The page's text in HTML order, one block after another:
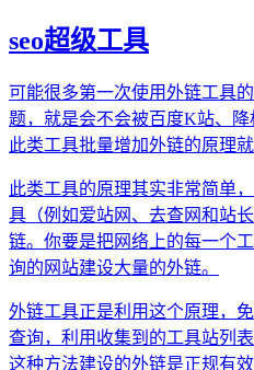
seo超级工具
可能很多第一次使用外链工具
题，就是会不会被百度K站、
此类工具批量增加外链的原理
此类工具的原理其实非常简单
具（例如爱站网、去查网和站
链。你要是把网络上的每一个
询的网站建设大量的外链。
外链工具正是利用这个原理，
查询，利用收集到的工具站列
这种方法建设的外链是正规有